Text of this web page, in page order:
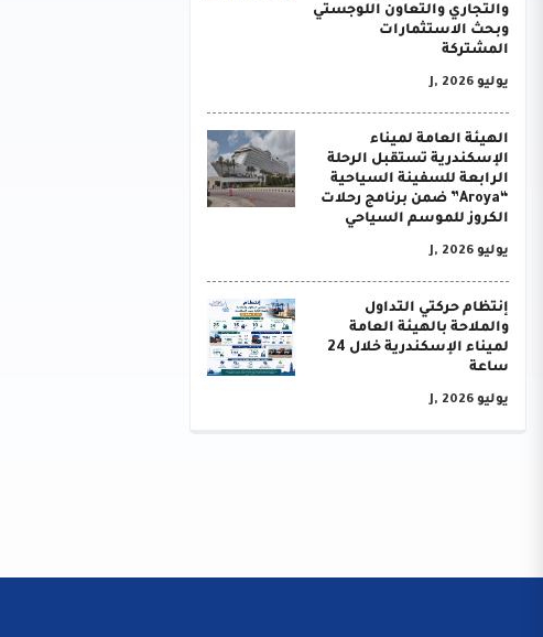
والتجاري والتعاون اللوجستي
وبحث الاستثمارات
المشتركة
يوليو J, 2026
الهيئة العامة لميناء
الإسكندرية تستقبل الرحلة
الرابعة للسفينة السياحية
“Aroya” ضمن برنامج رحلات
الكروز للموسم السياحي
يوليو J, 2026
إنتظام حركتي التداول
والملاحة بالهيئة العامة
لميناء الإسكندرية خلال 24
ساعة
يوليو J, 2026